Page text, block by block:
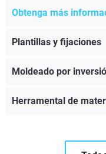
Obtenga más
Plantillas y fijaciones
Moldeado por
Herramental de